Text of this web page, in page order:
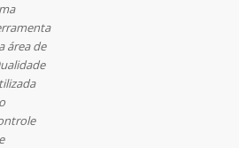
área de